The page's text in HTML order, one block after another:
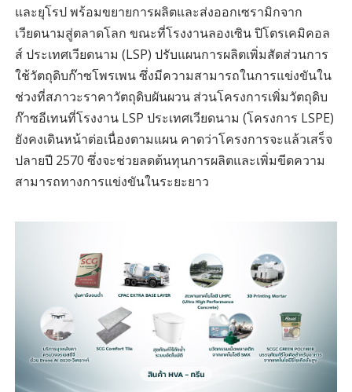
และยุโรป พร้อมขยายการผลิตและส่งออกเซรามิกจาก
เวียดนามสู่ตลาดโลก ขณะที่โรงงานลองเซิน ปิโตรเคมิคอล
ส์ ประเทศเวียดนาม (LSP) ปรับแผนการผลิตเพิ่มสัดส่วนการ
ใช้วัตถุดิบก๊าซโพรเพน ซึ่งมีความสามารถในการแข่งขันใน
ช่วงที่สภาวะราคาวัตถุดิบผันผวน ส่วนโครงการเพิ่มวัตถุดิบ
ก๊าซอีเทนที่โรงงาน LSP ประเทศเวียดนาม (โครงการ LSPE)
ยังคงเดินหน้าต่อเนื่องตามแผน คาดว่าโครงการจะแล้วเสร็จ
ปลายปี 2570 ซึ่งจะช่วยลดต้นทุนการผลิตและเพิ่มขีดความ
สามารถทางการแข่งขันในระยะยาว